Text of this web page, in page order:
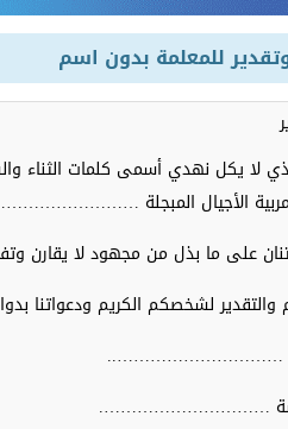
للمعلمة بدون اسم
لا يكل نهدي أسمى كلمات الثناء
ومربية الأجيال المبجلة
على ما بذل من مجهود لا يقارن
والتقدير لشخصكم الكريم ودعواتنا
…………………………..
………………………….